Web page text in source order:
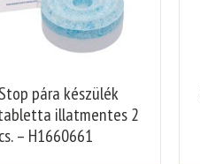
pára készülék
illatmentes 2
– H1660661